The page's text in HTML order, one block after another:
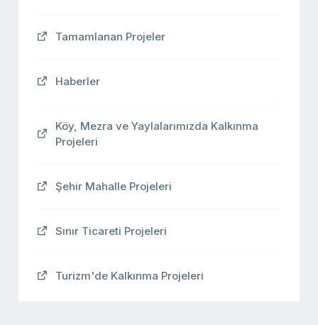
Tamamlanan Projeler
Haberler
Köy, Mezra ve Yaylalarımızda Kalkınma
Projeleri
Şehir Mahalle Projeleri
Sınır Ticareti Projeleri
Turizm'de Kalkınma Projeleri